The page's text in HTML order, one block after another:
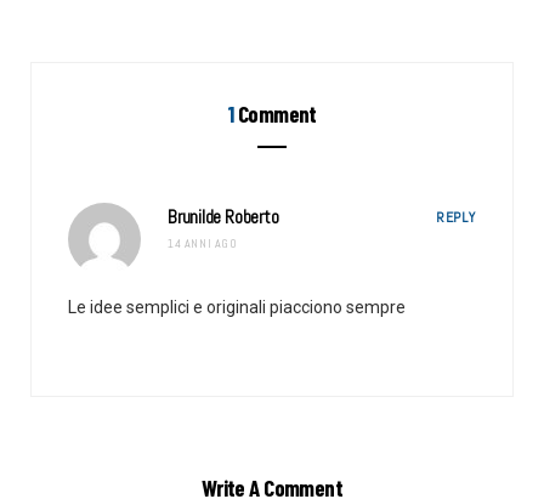
1Comment
Brunilde Roberto
14 ANNI AGO
REPLY
Le idee semplici e originali piacciono sempre
Write A Comment